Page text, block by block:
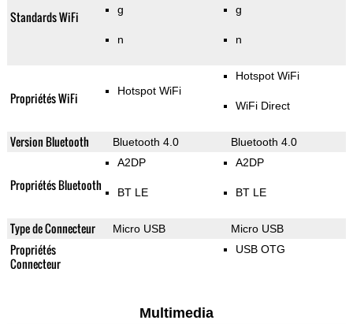
Standards WiFi g
n
g
n
Propriétés WiFi Hotspot WiFi
Hotspot WiFi
WiFi Direct
Version Bluetooth Bluetooth 4.0 Bluetooth 4.0
Propriétés Bluetooth
A2DP
BT LE
A2DP
BT LE
Type de Connecteur Micro USB Micro USB
Propriétés
Connecteur
USB OTG
Multimedia